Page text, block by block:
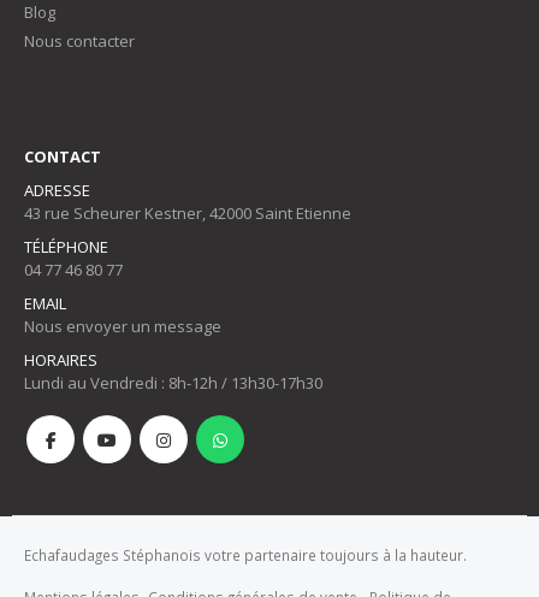
Blog
Nous contacter
CONTACT
ADRESSE
43 rue Scheurer Kestner, 42000 Saint Etienne
TÉLÉPHONE
04 77 46 80 77
EMAIL
Nous envoyer un message
HORAIRES
Lundi au Vendredi : 8h-12h / 13h30-17h30
Echafaudages Stéphanois votre partenaire toujours à la hauteur.